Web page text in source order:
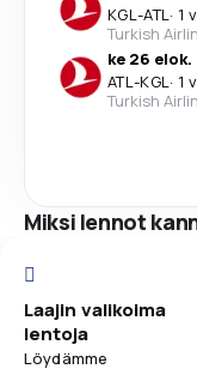
KGL-ATL· 1
Turkish
ke 26 elok.
ATL-KGL· 1
Turkish
Miksi lennot
Laajin valikoima
lentoja
Löydämme